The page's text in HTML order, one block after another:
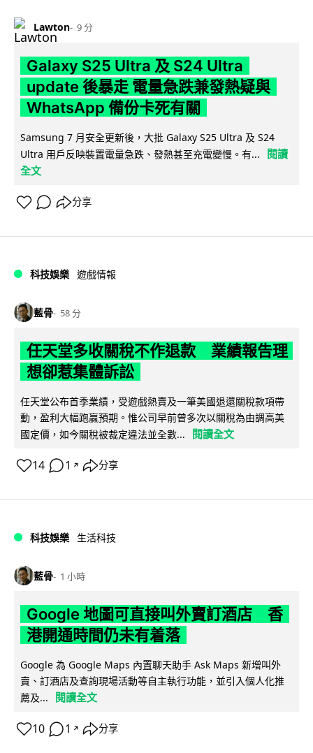
Lawton 9 分
Galaxy S25 Ultra 及 S24 Ultra
update 後暴走 電量急跌兼發熱疑與
WhatsApp 備份卡死有關
Samsung 7 月安全更新後，大批 Galaxy S25 Ultra 及 S24
Ultra 用戶反映裝置電量急跌、發熱甚至充電變慢。有...
閱讀
全文
分享
科技娛樂 遊戲情報
藍骨 58 分
任天堂多收關稅不作退款 業績報告理
想卻惹集體訴訟
任天堂公布首季業績，受遊戲熱賣及一筆美國退還關稅款項帶
動，盈利大幅跑贏預期。惟公司早前曾多次以關稅為由調高美
國定價，如今關稅被裁定違法並全數...
閱讀全文
14 1 ↗ 分享
科技娛樂 生活科技
藍骨 1 小時
Google 地圖可直接叫外賣訂酒店 香
港開通時間仍未有着落
Google 為 Google Maps 內置聊天助手 Ask Maps 新增叫外
賣、訂酒店及查詢現場活動等自主執行功能，並引入個人化推
薦及...
閱讀全文
10 1 ↗ 分享